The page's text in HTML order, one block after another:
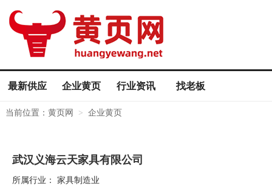
最新供应 企业黄页 行业资讯 找老板
当前位置： 黄页网 > 企业黄页
武汉义海云天家具有限公司
所属行业： 家具制造业